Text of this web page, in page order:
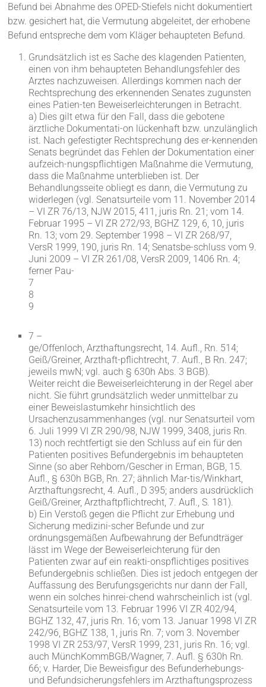
Befund bei Abnahme des OPED-Stiefels nicht dokumentiert
bzw. gesichert hat, die Vermutung abgeleitet, der erhobene
Befund entspreche dem vom Kläger behaupteten Befund.
Grundsätzlich ist es Sache des klagenden Patienten,
einen von ihm behaupteten Behandlungsfehler des
Arztes nachzuweisen. Allerdings kommen nach der
Rechtsprechung des erkennenden Senates zugunsten
eines Patien-ten Beweiserleichterungen in Betracht.
a) Dies gilt etwa für den Fall, dass die gebotene
ärztliche Dokumentati-on lückenhaft bzw. unzulänglich
ist. Nach gefestigter Rechtsprechung des er-kennenden
Senats begründet das Fehlen der Dokumentation einer
aufzeich-nungspflichtigen Maßnahme die Vermutung,
dass die Maßnahme unterblieben ist. Der
Behandlungsseite obliegt es dann, die Vermutung zu
widerlegen (vgl. Senatsurteile vom 11. November 2014
– VI ZR 76/13, NJW 2015, 411, juris Rn. 21; vom 14.
Februar 1995 – VI ZR 272/93, BGHZ 129, 6, 10, juris
Rn. 13; vom 29. September 1998 – VI ZR 268/97,
VersR 1999, 190, juris Rn. 14; Senatsbe-schluss vom 9.
Juni 2009 – VI ZR 261/08, VersR 2009, 1406 Rn. 4;
ferner Pau-
7
8
9
7 –
ge/Offenloch, Arzthaftungsrecht, 14. Aufl., Rn. 514;
Geiß/Greiner, Arzthaft-pflichtrecht, 7. Aufl., B Rn. 247;
jeweils mwN; vgl. auch § 630h Abs. 3 BGB).
Weiter reicht die Beweiserleichterung in der Regel aber
nicht. Sie führt grundsätzlich weder unmittelbar zu
einer Beweislastumkehr hinsichtlich des
Ursachenzusammenhanges (vgl. nur Senatsurteil vom
6. Juli 1999 VI ZR 290/98, NJW 1999, 3408, juris Rn.
13) noch rechtfertigt sie den Schluss auf ein für den
Patienten positives Befundergebnis im behaupteten
Sinne (so aber Rehborn/Gescher in Erman, BGB, 15.
Aufl., § 630h BGB, Rn. 27; ähnlich Mar-tis/Winkhart,
Arzthaftungsrecht, 4. Aufl., D 395; anders ausdrücklich
Geiß/Greiner, Arzthaftpflichtrecht, 7. Aufl., S. 181).
b) Ein Verstoß gegen die Pflicht zur Erhebung und
Sicherung medizini-scher Befunde und zur
ordnungsgemäßen Aufbewahrung der Befundträger
lässt im Wege der Beweiserleichterung für den
Patienten zwar auf ein reakti-onspflichtiges positives
Befundergebnis schließen. Dies ist jedoch entgegen der
Auffassung des Berufungsgerichts nur dann der Fall,
wenn ein solches hinrei-chend wahrscheinlich ist (vgl.
Senatsurteile vom 13. Februar 1996 VI ZR 402/94,
BGHZ 132, 47, juris Rn. 16; vom 13. Januar 1998 VI ZR
242/96, BGHZ 138, 1, juris Rn. 7; vom 3. November
1998 VI ZR 253/97, VersR 1999, 231, juris Rn. 16; vgl.
auch MünchKommBGB/Wagner, 7. Aufl. § 630h Rn.
66; v. Harder, Die Beweisfigur des Befunderhebungs-
und Befundsicherungsfehlers im Arzthaftungsprozess